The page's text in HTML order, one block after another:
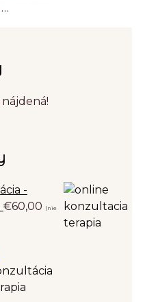
-
€60,00 (nie